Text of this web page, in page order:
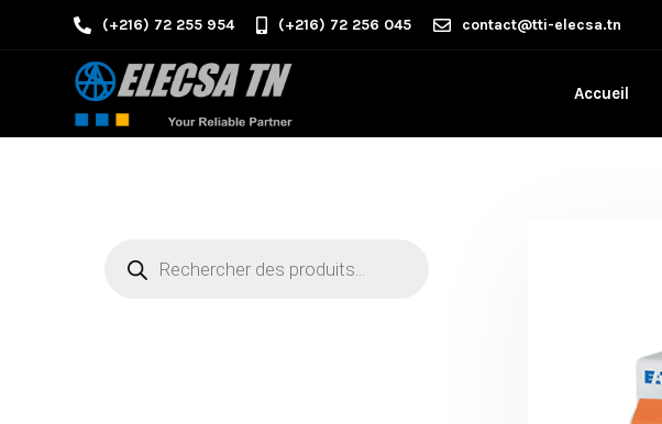
(+216) 72 255 954 (+216) 72 256 045 contact@tti-elecsa.tn
Accueil